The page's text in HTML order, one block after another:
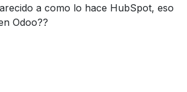
a como lo hace HubSpot, eso
Odoo??